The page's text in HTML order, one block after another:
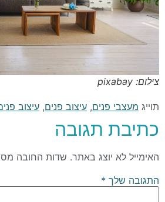
צילום: pixabay
תוייג מעצבי פנים, עיצוב פנים, עיצוב
כתיבת תגובה
האימייל לא יוצג באתר. שדות החובה
התגובה שלך *